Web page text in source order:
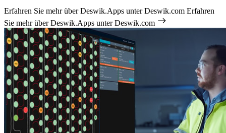
Erfahren Sie mehr über Deswik.Apps unter Deswik.com Erfahren
Sie mehr über Deswik.Apps unter Deswik.com